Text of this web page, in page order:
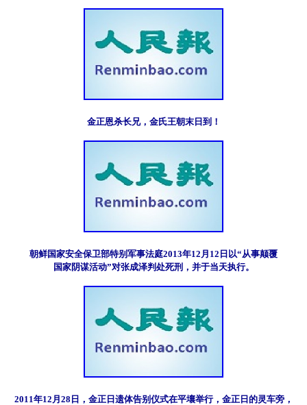
金正恩杀长兄，金氏王朝末日到！
朝鲜国家安全保卫部特别军事法庭2013年12月12日以“从事颠覆
国家阴谋活动”对张成泽判处死刑，并于当天执行。
2011年12月28日，金正日遗体告别仪式在平壤举行，金正日的灵车旁，